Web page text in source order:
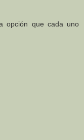
opción que cada uno